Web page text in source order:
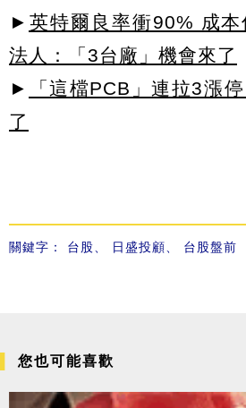
► 英特爾良率衝90% 成本
法人：「3台廠」機會來了
►
「這檔PCB」連拉3漲
了
關鍵字： 台股 日盛投顧 台股盤前
您也可能喜歡